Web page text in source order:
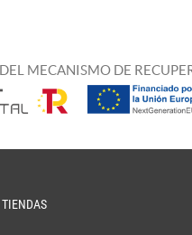
MECANISMO DE
TIENDAS